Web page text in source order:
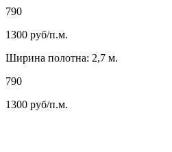
790
1300 руб/п.м.
Ширина полотна: 2,7 м.
790
1300 руб/п.м.